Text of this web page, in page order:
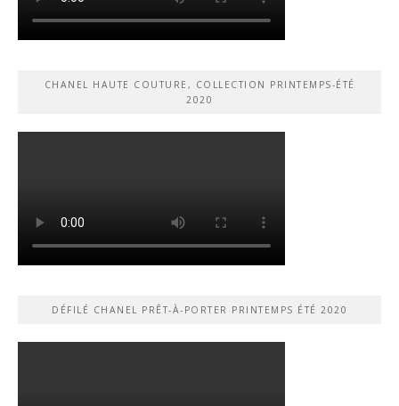
CHANEL HAUTE COUTURE, COLLECTION PRINTEMPS-ÉTÉ
2020
DÉFILÉ CHANEL PRÊT-À-PORTER PRINTEMPS ÉTÉ 2020